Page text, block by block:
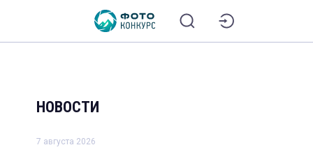
НОВОСТИ
7 августа 2026